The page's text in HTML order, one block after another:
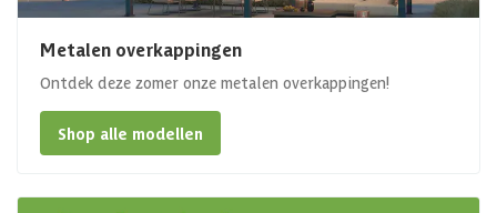
Metalen overkappingen
Ontdek deze zomer onze metalen overkappingen!
Shop alle modellen